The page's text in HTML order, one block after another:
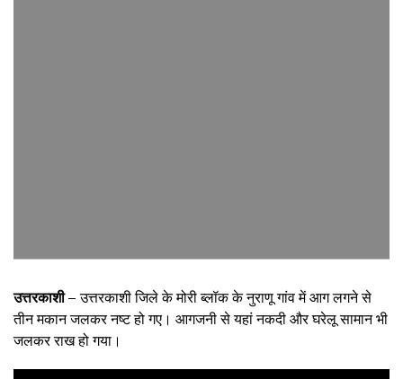
उत्तरकाशी –उत्तरकाशी जिले के मोरी ब्लॉक के नुराणू गांव में आग लगने से
तीन मकान जलकर नष्ट हो गए। आगजनी से यहां नकदी और घरेलू सामान भी
जलकर राख हो गया।